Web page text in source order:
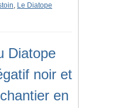
, Le Diatope
Diatope
noir et
en